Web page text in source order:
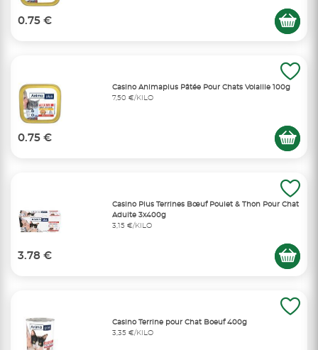
0.75 €
Casino Animaplus Pâtée Pour Chats Volaille 100g
7,50 €/KILO
0.75 €
Casino Plus Terrines Bœuf Poulet & Thon Pour Chat
Adulte 3x400g
3,15 €/KILO
3.78 €
Casino Terrine pour Chat Boeuf 400g
3,35 €/KILO